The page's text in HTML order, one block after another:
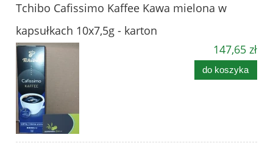
Tchibo Cafissimo Kaffee Kawa mielona w
kapsułkach 10x7,5g - karton
147,65 zł
do koszyka